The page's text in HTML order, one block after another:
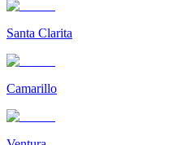
Santa Clarita
Camarillo